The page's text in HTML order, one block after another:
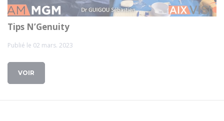
Tips N’Genuity
Publié le 02 mars. 2023
VOIR